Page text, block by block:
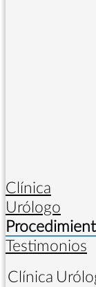
Clínica
Urólogo
Testimonios
Clínica